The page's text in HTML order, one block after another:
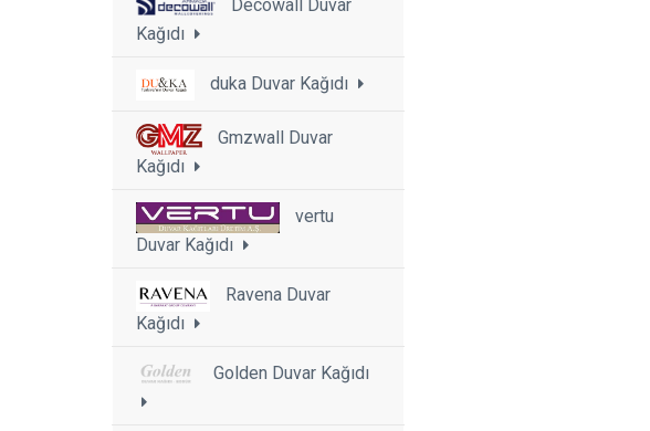
Decowall Duvar
Kağıdı
duka Duvar Kağıdı
Gmzwall Duvar
Kağıdı
vertu
Duvar Kağıdı
Ravena Duvar
Kağıdı
Golden Duvar Kağıdı